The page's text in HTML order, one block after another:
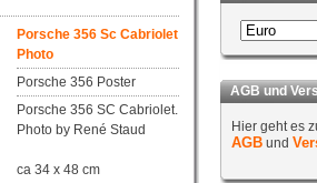
Porsche 356 Sc Cabriolet
Photo
Porsche 356 Poster
Porsche 356 SC Cabriolet.
Photo by René Staud
ca 34 x 48 cm
AGB und
Hier geht es
AGB und